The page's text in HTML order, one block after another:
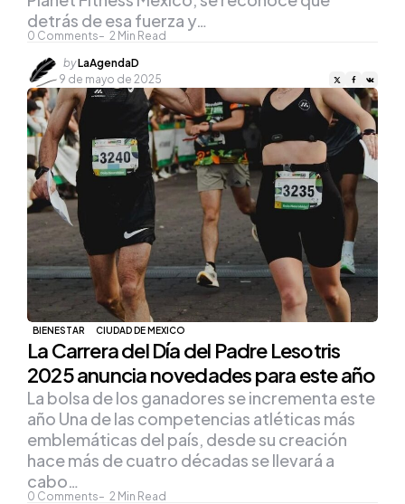
0 Comments 2 Min Read
detrás de esa fuerza y…
Posted
by
byLaAgendaD
9 de mayo de 2025
BIENESTAR CIUDAD DE MEXICO
La Carrera del Día del Padre Lesotris
2025 anuncia novedades para este año
0 Comments 2 Min Read
La bolsa de los ganadores se incrementa este
año Una de las competencias atléticas más
emblemáticas del país, desde su creación
hace más de cuatro décadas se llevará a
cabo…